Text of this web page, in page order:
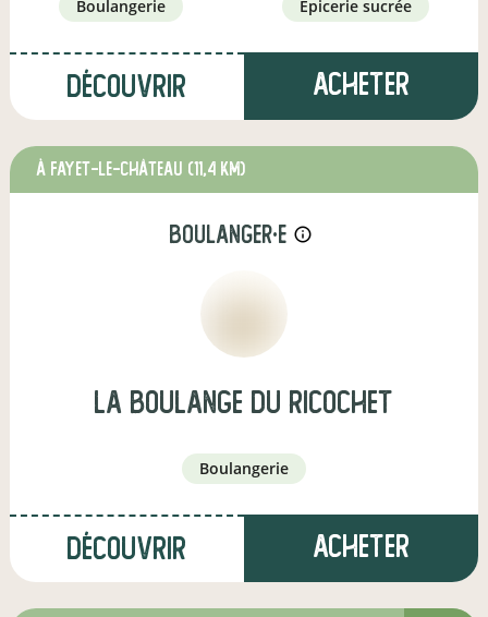
boulangerie épicerie sucrée
Découvrir Acheter
à Fayet-le-Château (11,4 km)
boulanger·e info_outline
la boulange du ricochet
boulangerie
Découvrir Acheter